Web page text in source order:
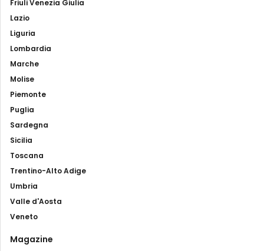
Friuli Venezia Giulia
Lazio
Liguria
Lombardia
Marche
Molise
Piemonte
Puglia
Sardegna
Sicilia
Toscana
Trentino-Alto Adige
Umbria
Valle d'Aosta
Veneto
Magazine